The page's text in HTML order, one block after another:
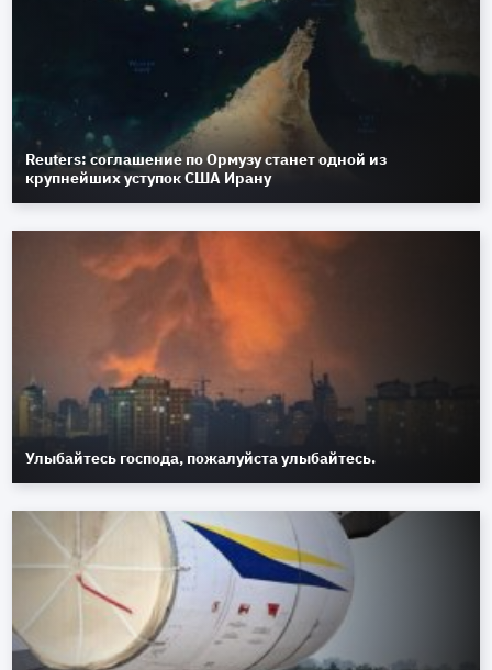
Reuters: соглашение по Ормузу станет одной из
крупнейших уступок США Ирану
Улыбайтесь господа, пожалуйста улыбайтесь.